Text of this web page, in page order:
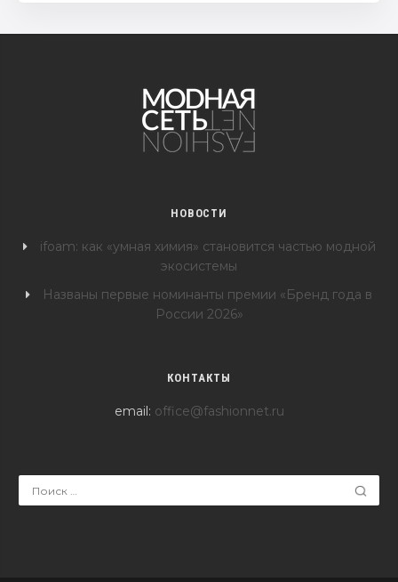
НОВОСТИ
ifoam: как «умная химия» становится частью модной
экосистемы
Названы первые номинанты премии «Бренд года в
России 2026»
КОНТАКТЫ
email: office@fashionnet.ru